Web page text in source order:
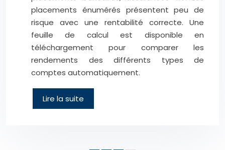
placements énumérés présentent peu de
risque avec une rentabilité correcte. Une
feuille de calcul est disponible en
téléchargement pour comparer les
rendements des différents types de
comptes automatiquement.
Lire la suite